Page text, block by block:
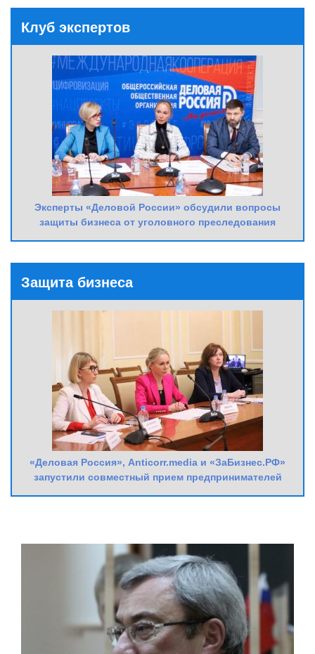
Клуб экспертов
Эксперты «Деловой России» обсудили вопросы
защиты бизнеса от уголовного преследования
Защита бизнеса
«Деловая Россия», Anticorr.media и «ЗаБизнес.РФ»
запустили совместный прием предпринимателей